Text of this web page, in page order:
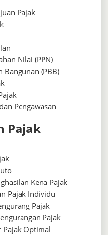
Pajak
Nilai (PPN)
Bangunan (PBB)
Pengawasan
Pajak
Kena Pajak
Pajak Individu
Pajak
Pajak
Pajak Optimal